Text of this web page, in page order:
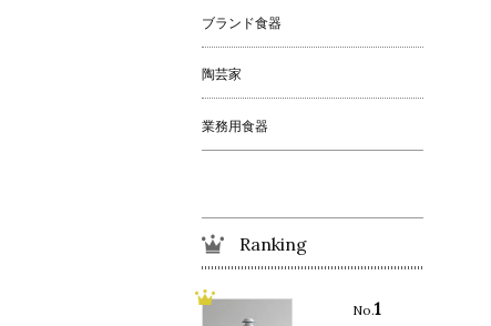
ブランド食器
陶芸家
業務用食器
Ranking
No.1